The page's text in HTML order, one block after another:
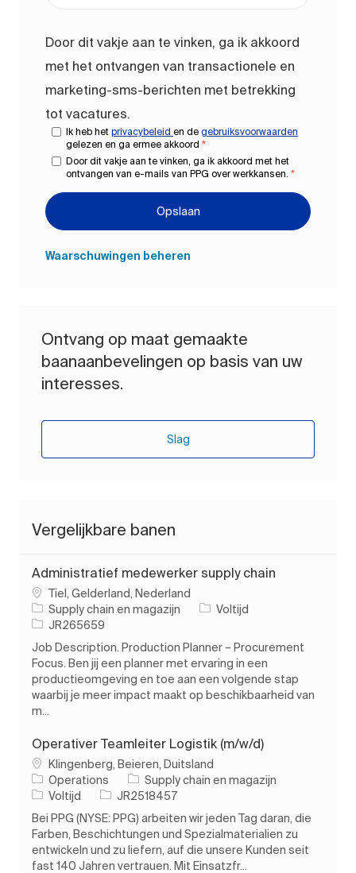
Door dit vakje aan te vinken, ga ik akkoord
met het ontvangen van transactionele en
marketing-sms-berichten met betrekking
tot vacatures.
Ik heb het privacybeleid en de gebruiksvoorwaarden
gelezen en ga ermee akkoord *
Door dit vakje aan te vinken, ga ik akkoord met het
ontvangen van e-mails van PPG over werkkansen. *
Opslaan
Waarschuwingen beheren
Ontvang op maat gemaakte
baanaanbevelingen op basis van uw
interesses.
Slag
Vergelijkbare banen
Administratief medewerker supply chain
PlaatsTiel, Gelderland, Nederland
Categorie
Supply chain en magazijn Soort baan
Voltijd
Taak-ID
JR265659
Job Description. Production Planner – Procurement
Focus. Ben jij een planner met ervaring in een
productieomgeving en toe aan een volgende stap
waarbij je meer impact maakt op beschikbaarheid van
m...
Operativer Teamleiter Logistik (m/w/d)
PlaatsKlingenberg, Beieren, Duitsland
Operations
Categorie
Supply chain en magazijn
Soort baan
Voltijd Taak-ID
JR2518457
Bei PPG (NYSE: PPG) arbeiten wir jeden Tag daran, die
Farben, Beschichtungen und Spezialmaterialien zu
entwickeln und zu liefern, auf die unsere Kunden seit
fast 140 Jahren vertrauen. Mit Einsatzfr...